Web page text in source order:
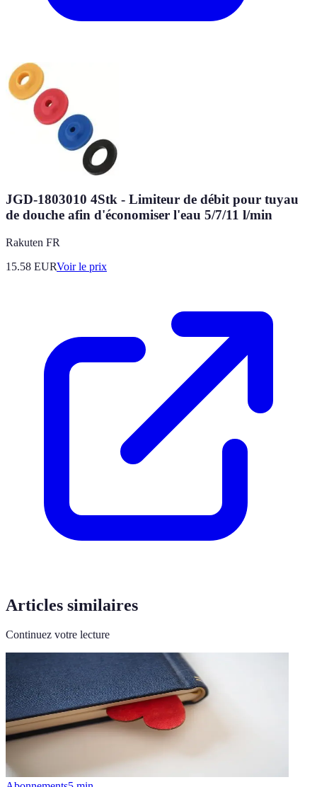
JGD-1803010 4Stk - Limiteur de débit pour tuyau
de douche afin d'économiser l'eau 5/7/11 l/min
Rakuten FR
15.58 EURVoir le prix
Articles similaires
Continuez votre lecture